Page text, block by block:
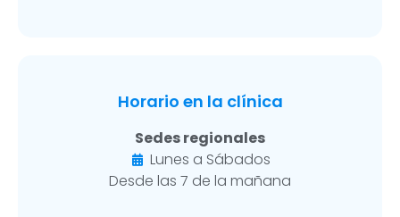
Horario en la clínica
Sedes regionales
Lunes a Sábados
Desde las 7 de la mañana